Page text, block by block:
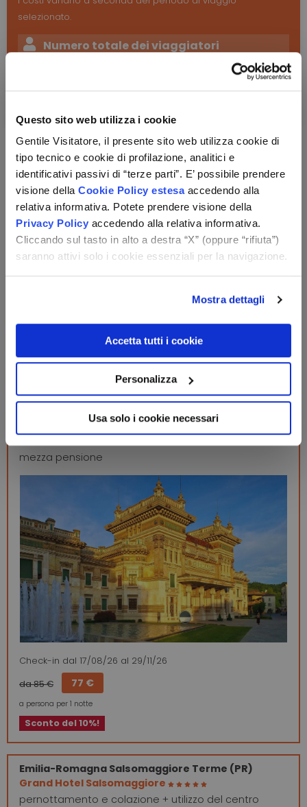
Questo sito web utilizza i cookie
Gentile Visitatore, il presente sito web utilizza cookie di
tipo tecnico e cookie di profilazione, analitici e
identificativi passivi di “terze parti”. E’ possibile prendere
visione della Cookie Policy estesaaccedendo alla
relativa informativa. Potete prendere visione della
Privacy Policy accedendo alla relativa informativa.
Cliccando sul tasto in alto a destra “X” (oppure “rifiuta”)
saranno attivi solo i cookie essenziali per la navigazione.
Mostra dettagli
Accetta tutti i cookie
Personalizza
Usa solo i cookie necessari
selezionato.
Numero totale dei viaggiatori
Altri suggerimenti per te
Emilia-Romagna Salsomaggiore Terme (PR)
mezza pensione
Check-in dal 17/08/26 al 29/11/26
da 85 € 77 €
a persona per 1 notte
Sconto del 10%!
Emilia-Romagna Salsomaggiore Terme (PR)
Grand Hotel Salsomaggiore
pernottamento e colazione + utilizzo del centro